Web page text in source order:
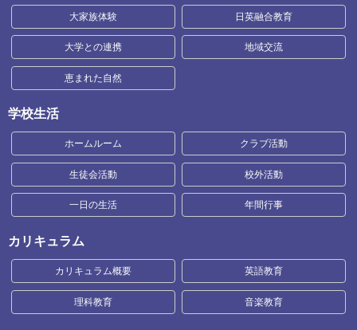
大家族体験 日英融合教育
大学との連携 地域交流
恵まれた自然
学校生活
ホームルーム クラブ活動
生徒会活動 校外活動
一日の生活 年間行事
カリキュラム
カリキュラム概要 英語教育
理科教育 音楽教育